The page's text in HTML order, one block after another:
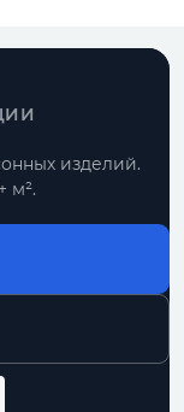
изделий.
м².